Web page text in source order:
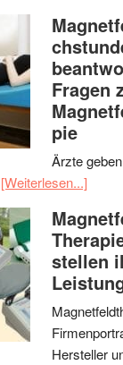
Fragen
pie
Ärzte
[Weiterlesen...]
stellen
Hersteller